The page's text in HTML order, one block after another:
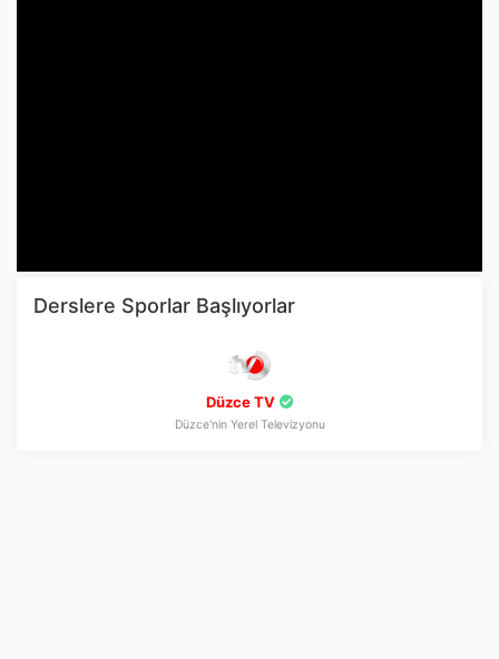
Derslere Sporlar Başlıyorlar
Düzce TV
Düzce'nin Yerel Televizyonu